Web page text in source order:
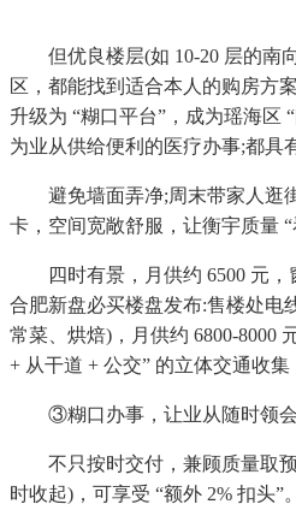
但优良楼层(如 10-20 层的南向
区，都能找到适合本人的购房方
升级为 “糊口平台”，成为瑶海区
为业从供给便利的医疗办事;都具
避免墙面弄净;周末带家人逛街
卡，空间宽敞舒服，让衡宇质量 “
四时有景，月供约 6500 元，
合肥新盘必买楼盘发布:售楼处电
常菜、烘焙)，月供约 6800-8000
+ 从干道 + 公交” 的立体交通收集
③糊口办事，让业从随时领会项
不只按时交付，兼顾质量取预
时收起)，可享受 “额外 2% 扣头